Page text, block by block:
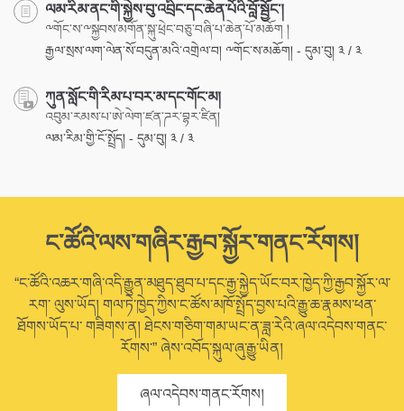
ལམ་རིམ་ནང་གི་སྐྱེས་བུ་འབྲིང་དང་ཆེན་པོའི་བློ་སྦྱོང་།
༸གོང་ས་༸སྐྱབས་མགོན་སྐུ་ཕྲེང་བཅུ་བཞི་པ་ཆེན་པོ་མཆོག །
རྒྱལ་སྲས་ལག་ལེན་སོ་བདུན་མའི་འགྲེལ་བ། ༸གོང་ས་མཆོག། - དུམ་བུ། ༣ / ༣
ཀུན་སློང་གི་རིམ་པ་བར་མ་དང་གོང་མ།
འབུམ་རམས་པ་ཨེ་ལེག་ཛན་ཌར་བྷར་ཛིན།
ལམ་རིམ་གྱི་ངོ་སྤྲོད། - དུམ་བུ། ༣ / ༣
ང་ཚོའི་ལས་གཞིར་རྒྱབ་སྐྱོར་གནང་རོགས།
“ང་ཚོའི་འཆར་གཞི་འདི་རྒྱུན་མཐུད་ཐུབ་པ་དང་རྒྱ་སྐྱེད་ཡོང་བར་ཁྱེད་ཀྱི་རྒྱབ་སྐྱོར་ལ་
རག་ ལུས་ཡོད། གལ་ཏེ་ཁྱེད་ཀྱིས་ང་ཚོས་མཁོ་སྤྲོད་བྱས་པའི་རྒྱུ་ཆ་རྣམས་ཕན་
ཐོགས་ཡོད་པ་ གཟིགས་ན། ཐེངས་གཅིག་གམ་ཡང་ན་ཟླ་རེའི་ཞལ་འདེབས་གནང་
རོགས་” ཞེས་འབོད་སྐུལ་ཞུ་རྒྱུ་ཡིན།
ཞལ་འདེབས་གནང་རོགས།